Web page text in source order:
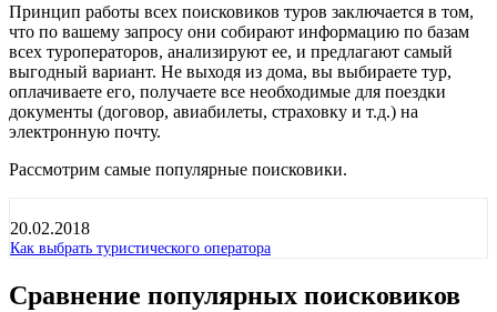
Принцип работы всех поисковиков туров заключается в том,
что по вашему запросу они собирают информацию по базам
всех туроператоров, анализируют ее, и предлагают самый
выгодный вариант. Не выходя из дома, вы выбираете тур,
оплачиваете его, получаете все необходимые для поездки
документы (договор, авиабилеты, страховку и т.д.) на
электронную почту.
Рассмотрим самые популярные поисковики.
20.02.2018
Как выбрать туристического оператора
Сравнение популярных поисковиков